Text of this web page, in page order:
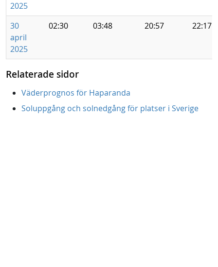
2025
30
april
2025
02:30 03:48 20:57 22:17
Relaterade sidor
Väderprognos för Haparanda
Soluppgång och solnedgång för platser i Sverige